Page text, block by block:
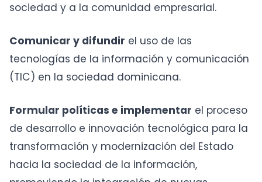
sociedad y a la comunidad empresarial.
Comunicar y difundir el uso de las
tecnologías de la información y comunicación
(TIC) en la sociedad dominicana.
Formular políticas e implementar el proceso
de desarrollo e innovación tecnológica para la
transformación y modernización del Estado
hacia la sociedad de la información,